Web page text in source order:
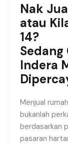
Nak
atau
14?
Sedang
Indera
Menjual
bukanlah
berdasarkan
pasaran